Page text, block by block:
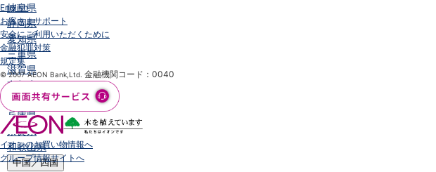
岐阜県
静岡県
愛知県
三重県
滋賀県
京都府
大阪府
兵庫県
奈良県
和歌山県
中国／四国
English
お客さまサポート
安全にご利用いただくために
金融犯罪対策
規定集
© 2007 AEON Bank,Ltd. 金融機関コード：0040
イオンのお買い物情報へ
グループ情報サイトへ